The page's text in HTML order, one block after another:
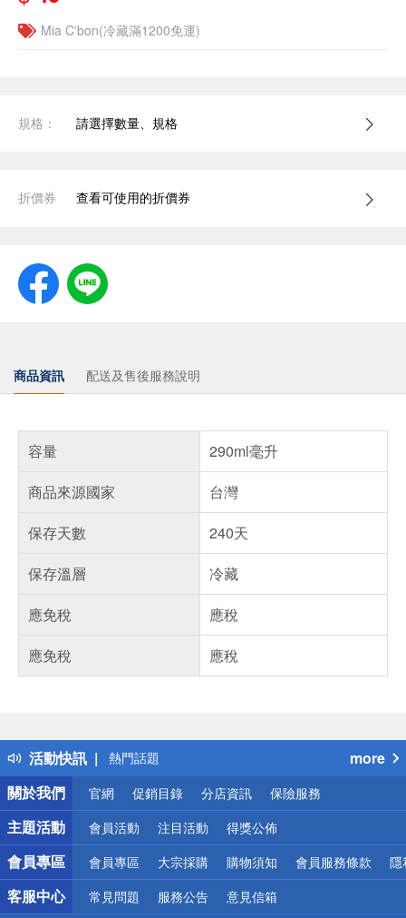
Mia C'bon(冷藏滿1200免運)
規格： 請選擇數量、規格
折價券 查看可使用的折價券
商品資訊 配送及售後服務說明
容量
290ml毫升
商品來源國家
台灣
保存天數
240天
保存溫層
冷藏
應免稅
應稅
應免稅
應稅
活動快訊
得獎公告
熱門話題
銀行優惠
偏遠地區配送
詐騙網頁！請小心！
more
關於我們
官網 促銷目錄 分店資訊 保險服務
主題活動 會員活動 注目活動 得獎公佈
會員專區 會員專區 大宗採購 購物須知 會員服務條款 隱
客服中心 常見問題 服務公告 意見信箱